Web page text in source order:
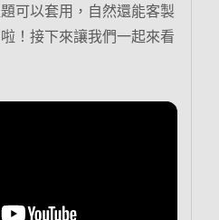
可以套用，自然還能客製
！接下來讓我們一起來看